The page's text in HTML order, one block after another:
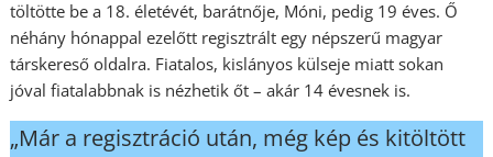
töltötte be a 18. életévét, barátnője, Móni, pedig 19 éves. Ő
néhány hónappal ezelőtt regisztrált egy népszerű magyar
társkereső oldalra. Fiatalos, kislányos külseje miatt sokan
jóval fiatalabbnak is nézhetik őt – akár 14 évesnek is.
„Már a regisztráció után, még kép és kitöltött